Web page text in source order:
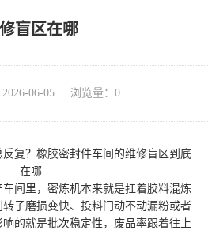
盲区在哪
06-05 浏览量： 0
复？橡胶密封件车间的维修盲区到底
在哪
间里，密炼机本来就是扛着胶料混炼
子磨损变快、投料门动不动漏粉或者
的就是批次稳定性，废品率跟着往上